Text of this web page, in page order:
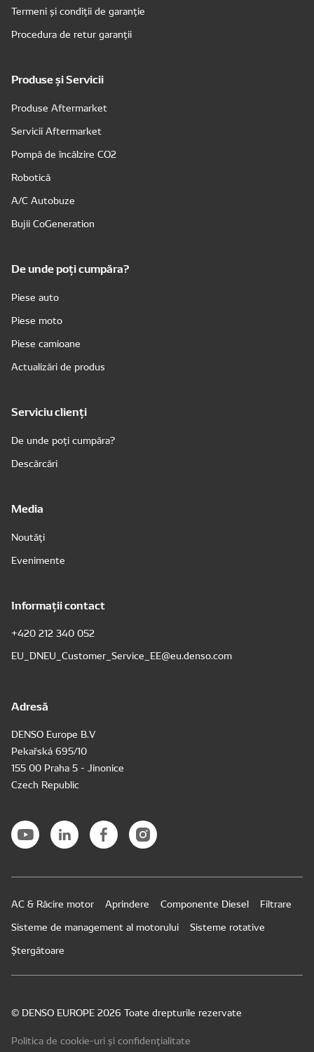
Termeni și condiții de garanție
Procedura de retur garanții
Produse și Servicii
Produse Aftermarket
Servicii Aftermarket
Pompă de încălzire CO2
Robotică
A/C Autobuze
Bujii CoGeneration
De unde poți cumpăra?
Piese auto
Piese moto
Piese camioane
Actualizări de produs
Serviciu clienți
De unde poți cumpăra?
Descărcări
Media
Noutăți
Evenimente
Informații contact
+420 212 340 052
EU_DNEU_Customer_Service_EE@eu.denso.com
Adresă
DENSO Europe B.V
Pekařská 695/10
155 00 Praha 5 - Jinonice
Czech Republic
AC & Răcire motor Aprindere Componente Diesel
Filtrare
Sisteme de management al motorului
Sisteme rotative
Ștergătoare
© DENSO EUROPE 2026 Toate drepturile rezervate
Politica de cookie-uri și confidențialitate